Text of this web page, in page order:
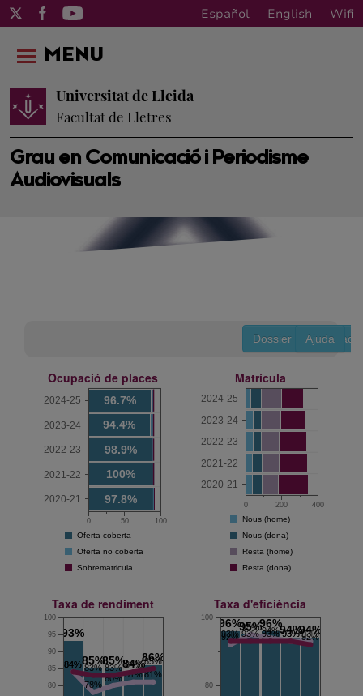
Español English Wifi
Grau en Comunicació i Periodisme
Audiovisuals
Universitat de Lleida
Facultat de Lletres
MENU